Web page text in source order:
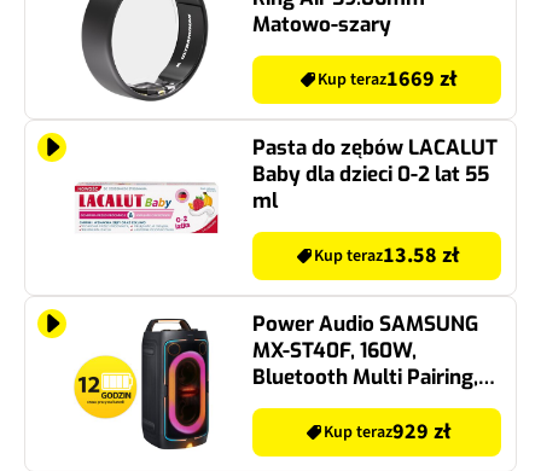
Matowo-szary
Kup teraz1669 zł
Pasta do zębów LACALUT
Baby dla dzieci 0-2 lat 55
ml
Kup teraz13.58 zł
Power Audio SAMSUNG
MX-ST40F, 160W,
Bluetooth Multi Pairing,
Bateria 12 godzin, Wejście
mikrofonowe i gitarowe,
Tryb TWS, IPX4
Kup teraz929 zł